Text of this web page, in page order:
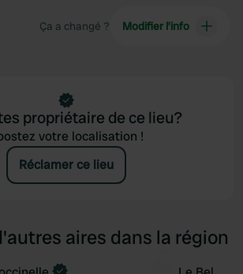
Ça a changé ? Modifier l’info
propriétaire de ce lieu?
votre localisation !
Réclamer ce lieu
aires dans la région